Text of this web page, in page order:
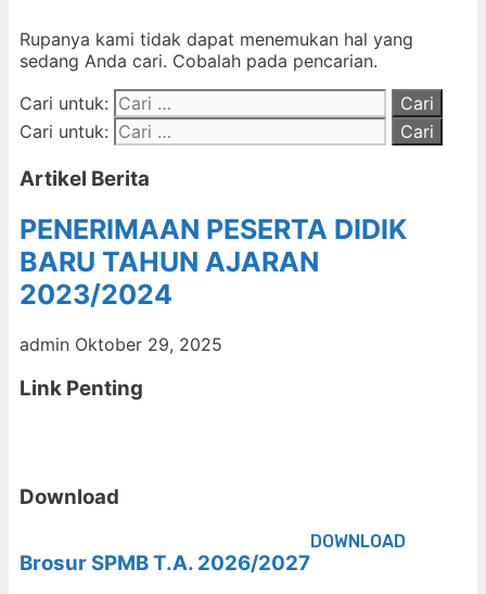
Rupanya kami tidak dapat menemukan hal yang
sedang Anda cari. Cobalah pada pencarian.
Cari untuk:
Cari untuk:
Artikel Berita
PENERIMAAN PESERTA DIDIK
BARU TAHUN AJARAN
2023/2024
admin Oktober 29, 2025
Link Penting
Download
Brosur SPMB T.A. 2026/2027
DOWNLOAD